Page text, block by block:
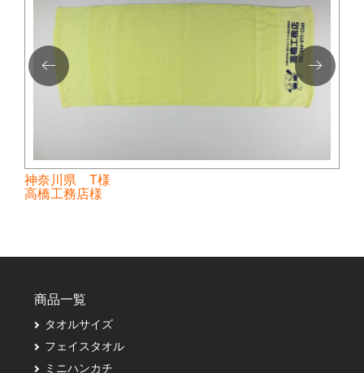
神奈川県 T様
高橋工務店様
商品一覧
タオルサイズ
フェイスタオル
ミニハンカチ